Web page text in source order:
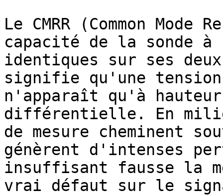
Le CMRR (Common
capacité de la sonde
identiques sur ses deux
signifie qu'une tension
n'apparaît qu'à
différentielle. En
de mesure cheminent
génèrent d'intenses
insuffisant fausse la
vrai défaut sur le